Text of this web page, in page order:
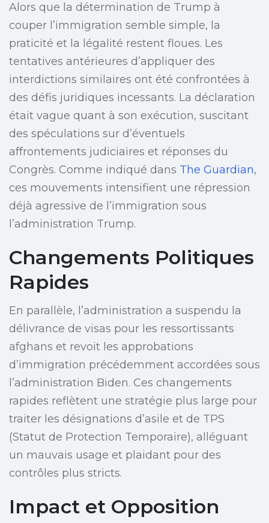
Alors que la détermination de Trump à
couper l’immigration semble simple, la
praticité et la légalité restent floues. Les
tentatives antérieures d’appliquer des
interdictions similaires ont été confrontées à
des défis juridiques incessants. La déclaration
était vague quant à son exécution, suscitant
des spéculations sur d’éventuels
affrontements judiciaires et réponses du
Congrès. Comme indiqué dans The Guardian,
ces mouvements intensifient une répression
déjà agressive de l’immigration sous
l’administration Trump.
Changements Politiques
Rapides
En parallèle, l’administration a suspendu la
délivrance de visas pour les ressortissants
afghans et revoit les approbations
d’immigration précédemment accordées sous
l’administration Biden. Ces changements
rapides reflètent une stratégie plus large pour
traiter les désignations d’asile et de TPS
(Statut de Protection Temporaire), alléguant
un mauvais usage et plaidant pour des
contrôles plus stricts.
Impact et Opposition